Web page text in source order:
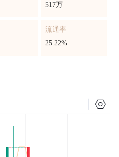
517万
流通率
25.22%